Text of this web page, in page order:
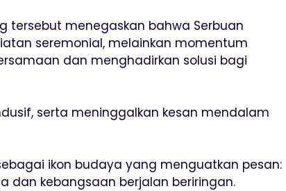
tersebut menegaskan bahwa Serbuan
seremonial, melainkan momentum
dan menghadirkan solusi bagi
serta meninggalkan kesan mendalam
ikon budaya yang menguatkan pesan:
dan kebangsaan berjalan beriringan.